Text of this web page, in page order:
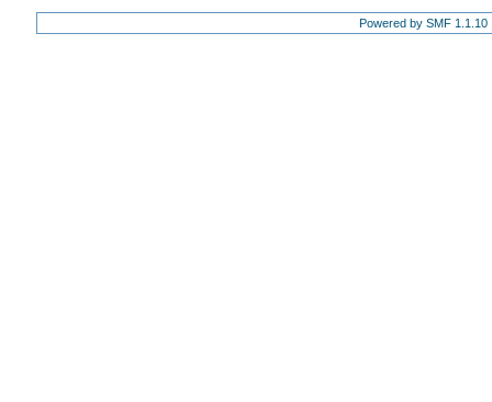
Powered by SMF 1.1.10